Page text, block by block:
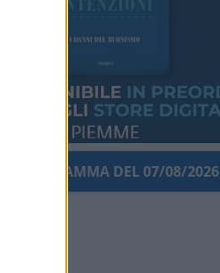
PORROGRAMMA DEL 07/08/2026